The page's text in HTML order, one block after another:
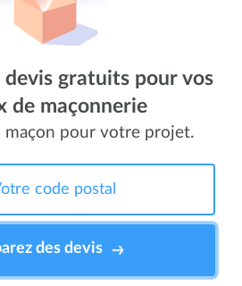
devis gratuits pour vos
de maçonnerie
maçon pour votre projet.
des devis